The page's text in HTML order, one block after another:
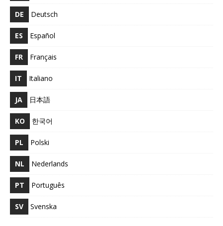
DE Deutsch
ES Español
FR Français
IT Italiano
JA 日本語
KO 한국어
PL Polski
NL Nederlands
PT Português
SV Svenska